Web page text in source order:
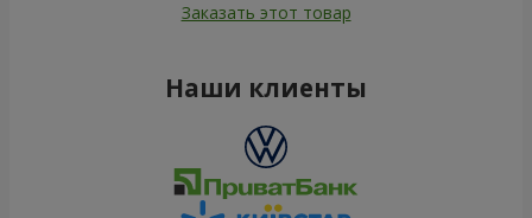
Заказать этот товар
Наши клиенты